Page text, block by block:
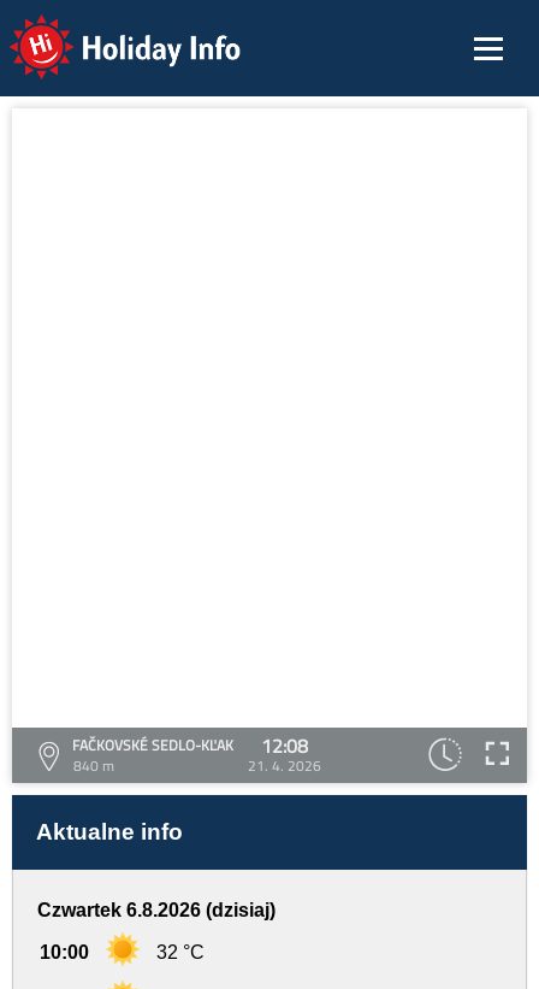
Holiday Info
FAČKOVSKÉ SEDLO-KĽAK
840 m
12:08
21. 4. 2026
Aktualne info
Czwartek 6.8.2026 (dzisiaj)
10:00 32 °C